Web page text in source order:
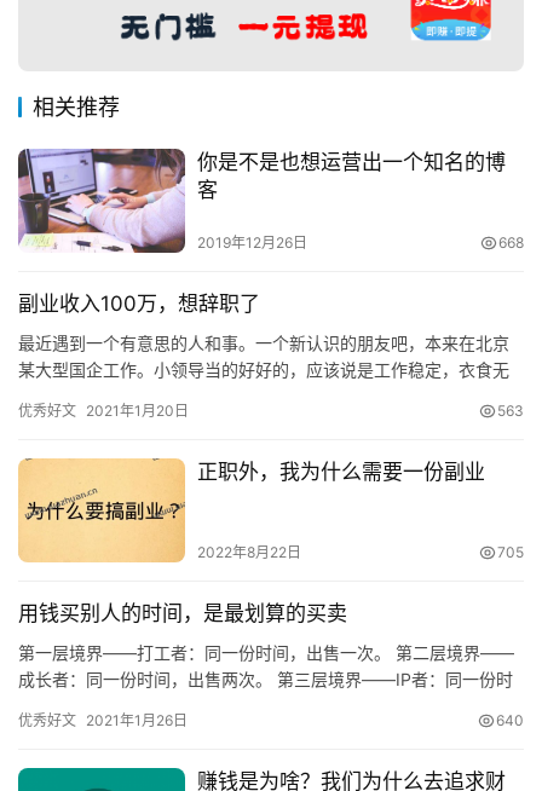
相关推荐
你是不是也想运营出一个知名的博
客
2019年12月26日 668
副业收入100万，想辞职了
最近遇到一个有意思的人和事。一个新认识的朋友吧，本来在北京
某大型国企工作。小领导当的好好的，应该说是工作稳定，衣食无
牌。结果…
优秀好文 2021年1月20日 563
正职外，我为什么需要一份副业
2022年8月22日 705
用钱买别人的时间，是最划算的买卖
第一层境界——打工者：同一份时间，出售一次。 第二层境界——
成长者：同一份时间，出售两次。 第三层境界——IP者：同一份时
优秀好文 2021年1月26日 640
赚钱是为啥？我们为什么去追求财